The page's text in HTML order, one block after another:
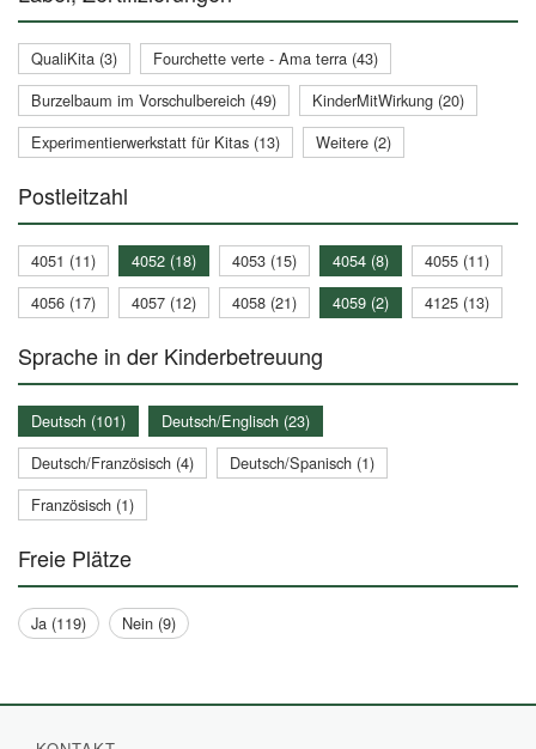
QualiKita (3)
Fourchette verte - Ama terra (43)
Burzelbaum im Vorschulbereich (49)
KinderMitWirkung (20)
Experimentierwerkstatt für Kitas (13)
Weitere (2)
Postleitzahl
4051 (11) 4052 (18) 4053 (15) 4054 (8)
4055 (11)
4056 (17)
4057 (12) 4058 (21) 4059 (2) 4125 (13)
Sprache in der Kinderbetreuung
Deutsch (101)
Deutsch/Englisch (23)
Deutsch/Französisch (4)
Deutsch/Spanisch (1)
Französisch (1)
Freie Plätze
Ja (119) Nein (9)